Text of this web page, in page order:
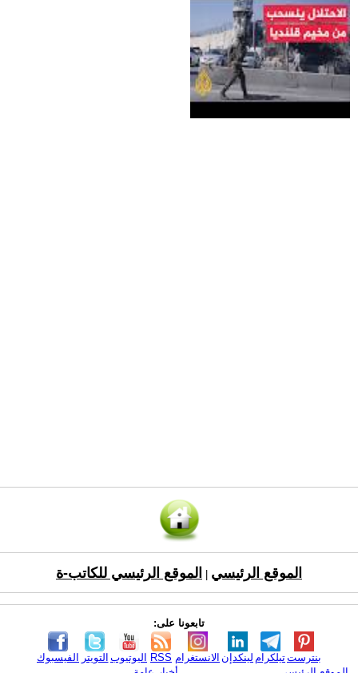
الموقع الرئيسي الموقع الرئيسي للكاتب-ة
تابعونا على:
الفيسبوك التويتر اليوتيوب RSS الانستغرام لينكدإن تيلكرامبنترست